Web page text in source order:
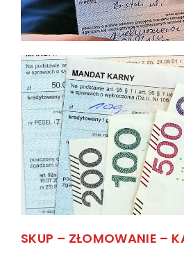
SKUP – ZŁOMOWANIE –